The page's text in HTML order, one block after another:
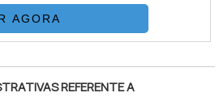
e outras funções
gases. Com
o booster
de funcionamento
AGORA
REFERENTE A